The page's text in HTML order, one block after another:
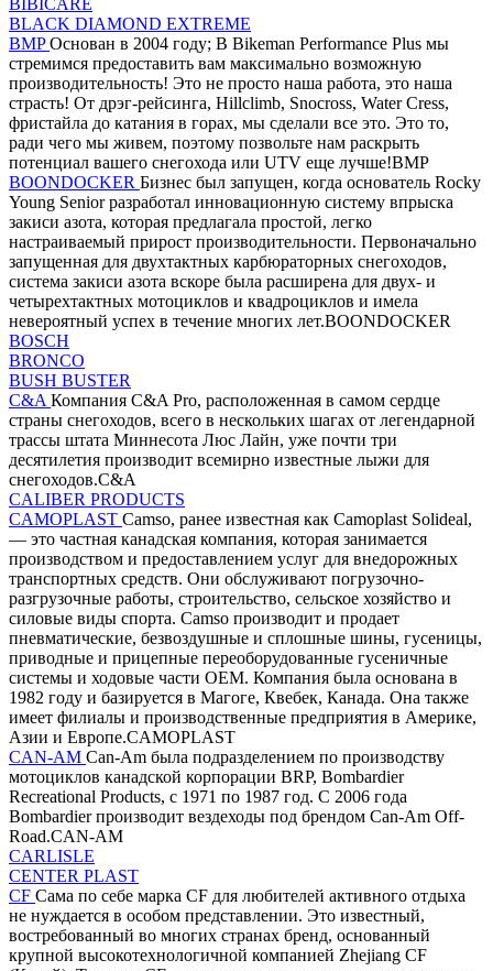
BLACK DIAMOND EXTREME
BMPОснован в 2004 году; В Bikeman Performance Plus мы
стремимся предоставить вам максимально возможную
производительность! Это не просто наша работа, это наша
страсть! От дрэг-рейсинга, Hillclimb, Snocross, Water Cress,
фристайла до катания в горах, мы сделали все это. Это то,
ради чего мы живем, поэтому позвольте нам раскрыть
потенциал вашего снегохода или UTV еще лучше!BMP
BOONDOCKER Бизнес был запущен, когда основатель Rocky
Young Senior разработал инновационную систему впрыска
закиси азота, которая предлагала простой, легко
настраиваемый прирост производительности. Первоначально
запущенная для двухтактных карбюраторных снегоходов,
система закиси азота вскоре была расширена для двух- и
четырехтактных мотоциклов и квадроциклов и имела
невероятный успех в течение многих лет.BOONDOCKER
BOSCH
BRONCO
BUSH BUSTER
C&A Компания C&A Pro, расположенная в самом сердце
страны снегоходов, всего в нескольких шагах от легендарной
трассы штата Миннесота Люс Лайн, уже почти три
десятилетия производит всемирно известные лыжи для
снегоходов.C&A
CALIBER PRODUCTS
CAMOPLAST Camso, ранее известная как Camoplast Solideal,
— это частная канадская компания, которая занимается
производством и предоставлением услуг для внедорожных
транспортных средств. Они обслуживают погрузочно-
разгрузочные работы, строительство, сельское хозяйство и
силовые виды спорта. Camso производит и продает
пневматические, безвоздушные и сплошные шины, гусеницы,
приводные и прицепные переоборудованные гусеничные
системы и ходовые части OEM. Компания была основана в
1982 году и базируется в Магоге, Квебек, Канада. Она также
имеет филиалы и производственные предприятия в Америке,
Азии и Европе.CAMOPLAST
CAN-AM Can-Am была подразделением по производству
мотоциклов канадской корпорации BRP, Bombardier
Recreational Products, с 1971 по 1987 год. С 2006 года
Bombardier производит вездеходы под брендом Can-Am Off-
Road.CAN-AM
CARLISLE
CENTER PLAST
CF Сама по себе марка CF для любителей активного отдыха
не нуждается в особом представлении. Это известный,
востребованный во многих странах бренд, основанный
крупной высокотехнологичной компанией Zhejiang CF